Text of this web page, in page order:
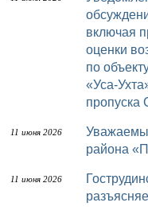
включая
оценки
по
«Уса-
пропуска
11 июня 2026
Уважаемые жители и гости муниципального
района
11 июня 2026
Гострудинспекция в Республике Коми